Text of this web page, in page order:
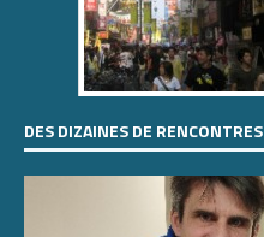
DES DIZAINES DE RENCONTRES